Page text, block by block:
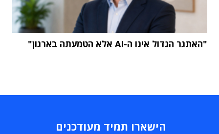
"האתגר הגדול אינו ה-AI אלא הטמעתה בארגון"
הישארו תמיד מעודכנים